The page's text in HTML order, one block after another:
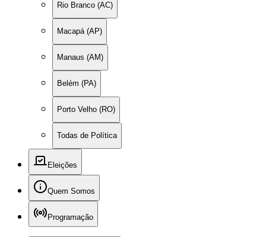
Rio Branco (AC)
Macapá (AP)
Manaus (AM)
Belém (PA)
Porto Velho (RO)
Todas de Política
Eleições
Quem Somos
Programação